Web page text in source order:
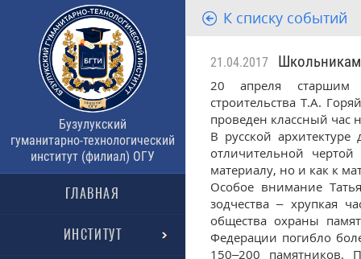
Бузулукский
гуманитарно-технологический
институт (филиал) ОГУ
ГЛАВНАЯ
ИНСТИТУТ
К списку событий
21.04.2017 Школьникам
20 апреля старшим
строительства Т.А.
проведен классный час
В русской
отличительной
материалу, но и как к
Особое внимание
зодчества – хрупкая
общества охраны
Федерации погибло
150–200 памятников.